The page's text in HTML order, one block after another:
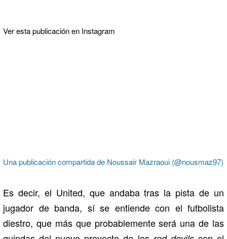
Ver esta publicación en Instagram
Una publicación compartida de Noussair Mazraoui (@nousmaz97)
Es decir, el United, que andaba tras la pista de un
jugador de banda, sí se entiende con el futbolista
diestro, que más que probablemente será una de las